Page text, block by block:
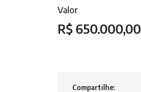
Valor
R$ 650.000,00
Compartilhe: